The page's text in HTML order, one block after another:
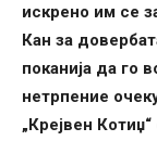
искрено им се
Кан за
поканија да го
нетрпение
„Крејвен